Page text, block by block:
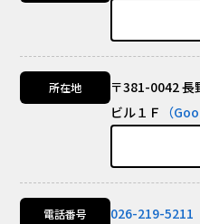
所在地
〒381-0042 長
ビル１Ｆ （
電話番号 026-219-5211